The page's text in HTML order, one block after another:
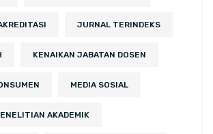
JURNAL TERINDEKS
KENAIKAN JABATAN DOSEN
MEDIA SOSIAL
AKADEMIK